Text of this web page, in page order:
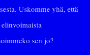
Uskomme yhä, että
sen jo?